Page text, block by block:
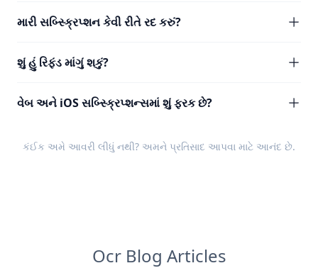
મારી સબ્સ્ક્રિપ્શન કેવી રીતે રદ કરું?
શું હું રિફંડ માંગું શકું?
વેબ અને iOS સબ્સ્ક્રિપ્શન્સમાં શું ફરક છે?
કંઈક અમે આવરી લીધું નથી? અમને પ્રતિસાદ આપવા માટે આનંદ છે.
Ocr Blog Articles